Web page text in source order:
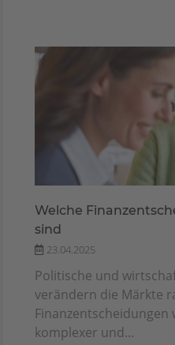
Welche
sind
23.04.2025
Politische und
verändern die Märkte
komplexer und...